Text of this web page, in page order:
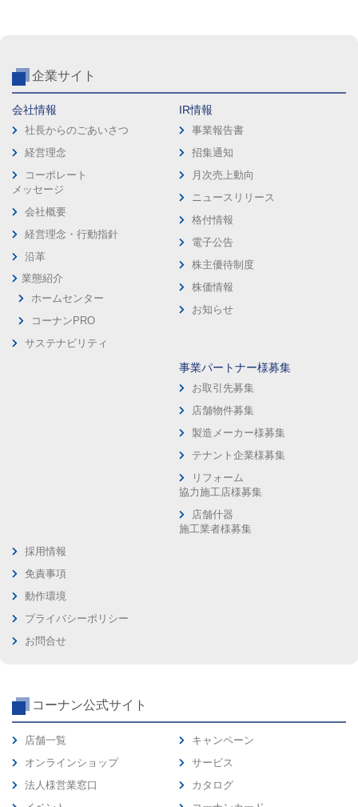
企業サイト
会社情報
社長からのごあいさつ
経営理念
コーポレート
メッセージ
会社概要
経営理念・行動指針
沿革
業態紹介
ホームセンター
コーナンPRO
サステナビリティ
IR情報
事業報告書
招集通知
月次売上動向
ニュースリリース
格付情報
電子公告
株主優待制度
株価情報
お知らせ
事業パートナー様募集
お取引先募集
店舗物件募集
製造メーカー様募集
テナント企業様募集
リフォーム
協力施工店様募集
店舗什器
施工業者様募集
採用情報
免責事項
動作環境
プライバシーポリシー
お問合せ
コーナン公式サイト
店舗一覧
オンラインショップ
法人様営業窓口
キャンペーン
サービス
カタログ